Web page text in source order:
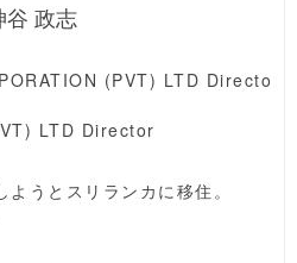
谷 政志
(PVT) LTD Directo
LTD Director
ようとスリランカに移住。